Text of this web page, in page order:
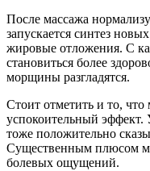
После массажа
запускается синтез
жировые отложения. С
становиться более
морщины разгладятся.
Стоит отметить и то,
успокоительный
тоже положительно
Существенным плюсом
болевых ощущений.